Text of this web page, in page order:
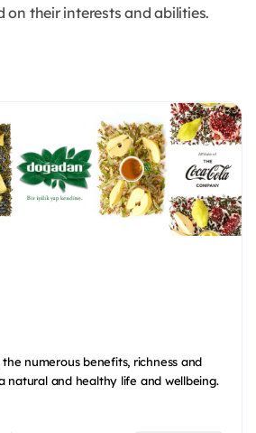
on their interests and abilities.
numerous benefits, richness and
natural and healthy life and wellbeing.